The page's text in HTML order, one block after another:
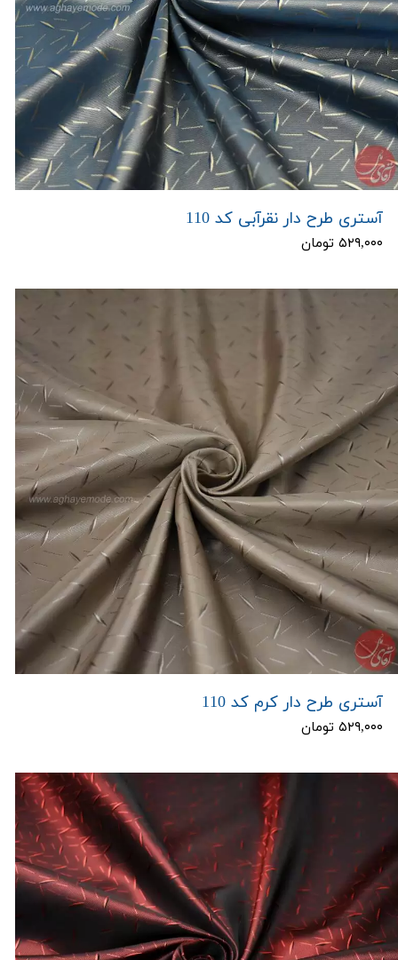
آستری طرح دار نقرآبی کد 110
۵۲۹,۰۰۰ تومان
آستری طرح دار کرم کد 110
۵۲۹,۰۰۰ تومان